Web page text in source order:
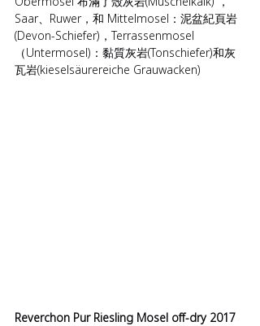
Saar、Ruwer，和 Mittelmosel：泥盆紀頁岩
(Devon-Schiefer)，Terrassenmosel
（Untermosel)：黏質灰岩(Tonschiefer)和灰
瓦岩(kieselsäurereiche Grauwacken)
Reverchon Pur Riesling Mosel off-dry 2017